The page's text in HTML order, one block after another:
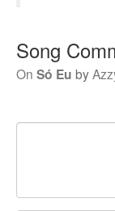
Song
On Só Eu by